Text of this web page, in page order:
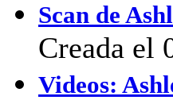
Scan de
Creada el
Videos: